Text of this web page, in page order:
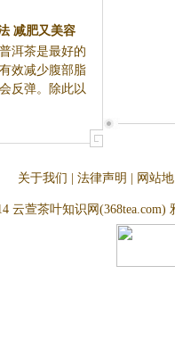
减肥又美容
洱茶是最好的
效减少腹部脂
反弹。除此以
关于我们 法律声明 网站
云萱茶叶知识网